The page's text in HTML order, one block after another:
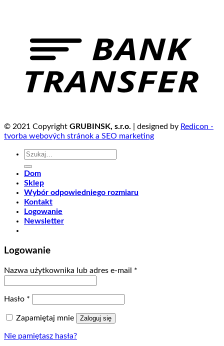
© 2021 Copyright GRUBINSK, s.r.o. | designed by Redicon -
tvorba webových stránok a SEO marketing
Szukaj:
Dom
Sklep
Wybór odpowiedniego rozmiaru
Kontakt
Logowanie
Newsletter
Logowanie
Nazwa użytkownika lub adres e-mail *
Hasło *
Zapamiętaj mnie Zaloguj się
Nie pamiętasz hasła?